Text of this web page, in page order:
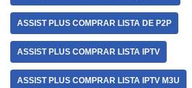
ASSIST PLUS COMPRAR LISTA DE P2P
ASSIST PLUS COMPRAR LISTA IPTV
ASSIST PLUS COMPRAR LISTA IPTV M3U